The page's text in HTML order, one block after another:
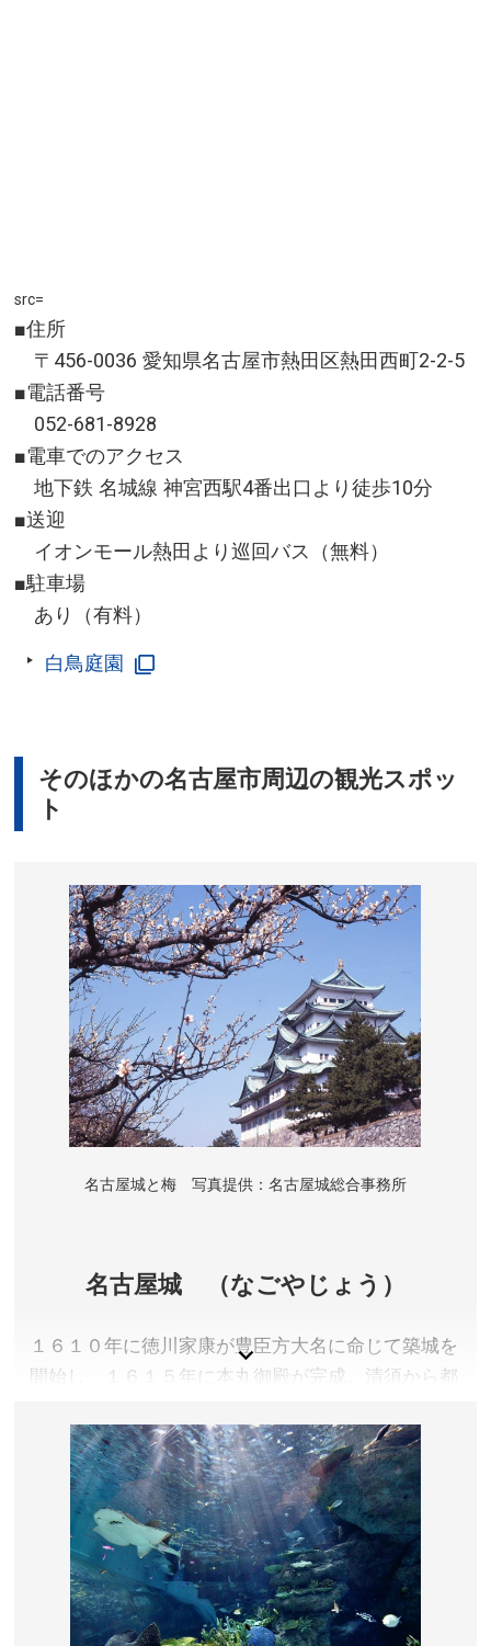
src=
■住所
〒456-0036 愛知県名古屋市熱田区熱田西町2-2-5
■電話番号
052-681-8928
■電車でのアクセス
地下鉄 名城線 神宮西駅4番出口より徒歩10分
■送迎
イオンモール熱田より巡回バス（無料）
■駐車場
あり（有料）
白鳥庭園
そのほかの名古屋市周辺の観光スポッ
ト
名古屋城と梅 写真提供：名古屋城総合事務所
名古屋城 （なごやじょう）
１６１０年に徳川家康が豊臣方大名に命じて築城を
開始し、１６１５年に本丸御殿が完成。清須から都
した。
愛知県名古屋市
観覧料／大人500円、中学生以下無料
開園時間／9:00～16:30 ※本丸御殿等、建物内への入場
は16:00まで
休園日／12月29日～31日、1月1日 ※催事等により変
更となる場合があります。